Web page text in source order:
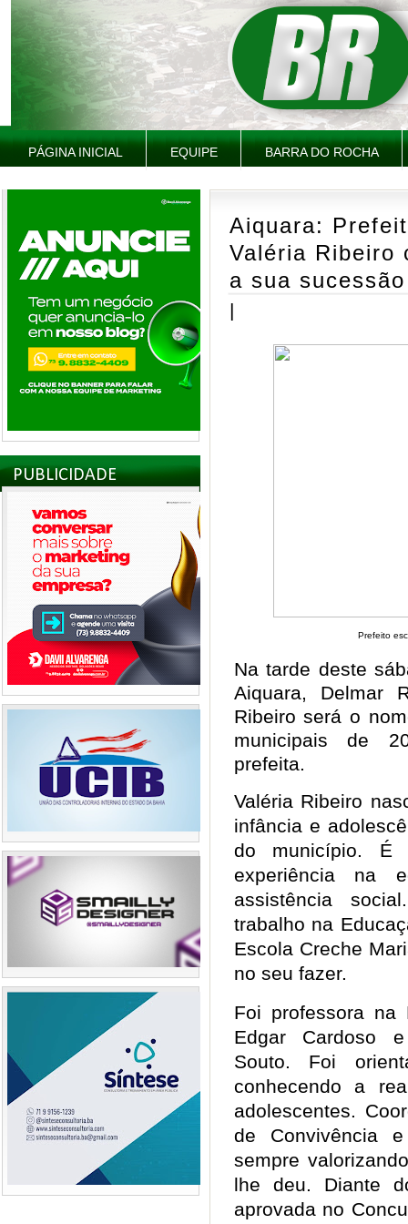
PÁGINA INICIAL EQUIPE BARRA DO ROCHA
PUBLICIDADE
Aiquara:
Valéria Ribeiro
a sua
|
Prefeito
Na tarde deste
Aiquara, Delmar
Ribeiro será o
municipais de
prefeita.
Valéria Ribeiro
infância e
do município. É
experiência na
assistência
trabalho na
Escola Creche
no seu fazer.
Foi professora na
Edgar Cardoso
Souto. Foi
conhecendo a
adolescentes.
de Convivência
sempre
lhe deu. Diante
aprovada no